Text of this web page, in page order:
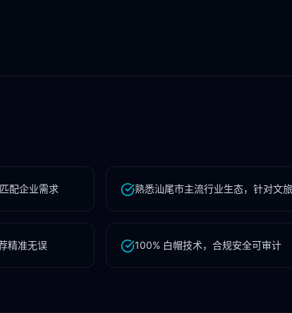
配企业需求 熟悉汕尾市主流行业生态，针对文
精准无误 100% 白帽技术，合规安全可审计